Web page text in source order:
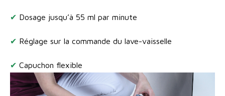
✔ Dosage jusqu’à 55 ml par minute
✔ Réglage sur la commande du lave-vaisselle
✔ Capuchon flexible